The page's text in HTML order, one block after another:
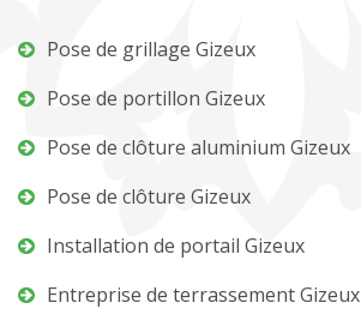
Pose de grillage Gizeux
Pose de portillon Gizeux
Pose de clôture aluminium Gizeux
Pose de clôture Gizeux
Installation de portail Gizeux
Entreprise de terrassement Gizeux